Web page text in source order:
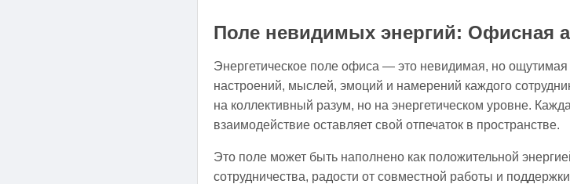
Поле невидимых энергий: Офисная
Энергетическое поле офиса — это невидимая, но
настроений, мыслей, эмоций и намерений каждого
на коллективный разум, но на энергетическом уровне.
взаимодействие оставляет свой отпечаток в пространстве.
Это поле может быть наполнено как положительной
сотрудничества, радости от совместной работы и